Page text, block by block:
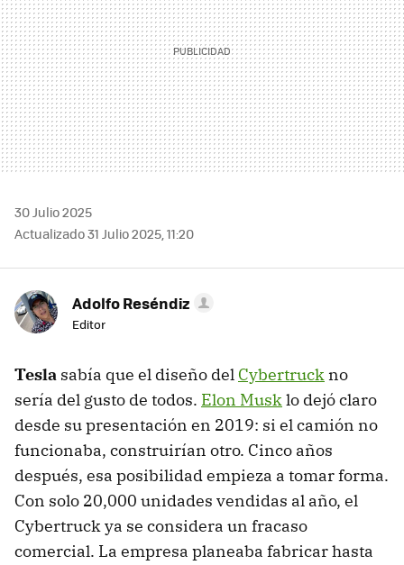
30 Julio 2025
Actualizado 31 Julio 2025, 11:20
Adolfo Reséndiz
Editor
Tesla sabía que el diseño del Cybertruck no
sería del gusto de todos. Elon Musklo dejó claro
desde su presentación en 2019: si el camión no
funcionaba, construirían otro. Cinco años
después, esa posibilidad empieza a tomar forma.
Con solo 20,000 unidades vendidas al año, el
Cybertruck ya se considera un fracaso
comercial. La empresa planeaba fabricar hasta